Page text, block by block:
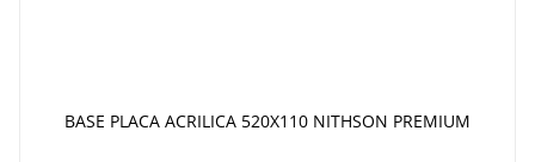
BASE PLACA ACRILICA 520X110 NITHSON PREMIUM